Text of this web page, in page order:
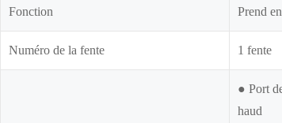
Fonction Prend
Numéro de la fente 1 fente
● Port
haud